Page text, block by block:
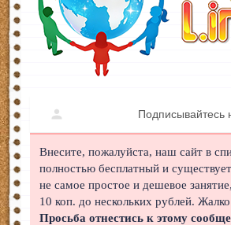
Подписывайтесь
Внесите, пожалуйста, наш сайт в
полностью бесплатный и
не самое простое и дешевое
10 коп. до нескольких рублей.
Просьба отнестись к этому